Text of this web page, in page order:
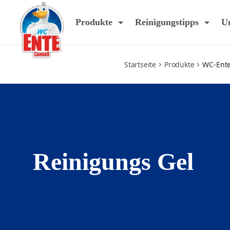
fresh-action-gel
Produkte Reinigungstipps
Startseite Produkte WC-
Reinigungs Gel